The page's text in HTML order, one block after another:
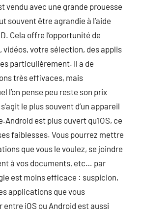
vendu avec une grande prouesse
souvent être agrandie à l’aide
Cela offre l’opportunité de
vidéos, votre sélection, des applis
particulièrement. Il a de
très effivaces, mais
l’on pense peu reste son prix
le plus souvent d’un appareil
est plus ouvert qu’iOS, ce
faiblesses. Vous pourrez mettre
que vous le voulez, se joindre
à vos documents, etc… par
est moins efficace : suspicion,
applications que vous
iOS ou Android est aussi